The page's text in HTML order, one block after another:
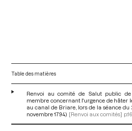
Table des matières
Renvoi au comité de Salut public
membre concernant l'urgence de hâter
au canal de Briare, lors de la séance du
novembre 1794) [Renvoi aux comités]